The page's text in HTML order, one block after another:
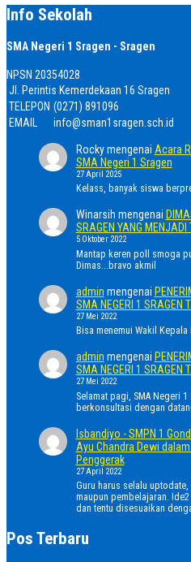
Info Sekolah
SMA Negeri 1 Sragen - Sragen
NPSN 20354028
Jl. Perintis Kemerdekaan 16 Sragen
TELEPON (0271) 891096
EMAIL
info@sman1sragen.sch.id
Rockymengenai Acara
SMA Negeri 1 Sragen
27 April 2025
Kelass, banyak siswa
Winarsih mengenai
SRAGEN YANG MENJADI
5 Oktober 2022
Mantap keren poll smoga
Dimas...bravo akmil
admin mengenai
SMA NEGERI 1
27 Mei 2022
Bisa menemui Wakil
admin mengenai
SMA NEGERI 1
27 Mei 2022
Selamat pagi, SMA Negeri
berkonsultasi dengan
Isbandiyo - SMPN 1
Ayu Chandra Dewi
Penggerak
27 April 2022
Guru harus selalu
maupun pembelajaran.
dan tentu disesuaikan
Pos Terbaru